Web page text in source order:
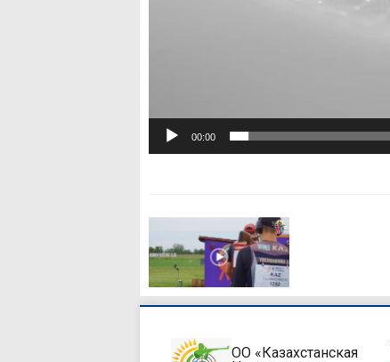
00:00
ОО «Казахстанская